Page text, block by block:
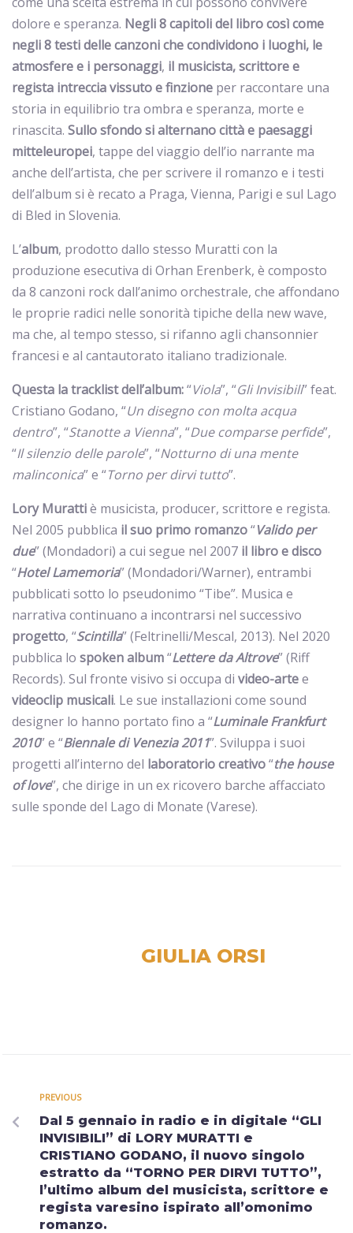
dolore e speranza. Negli 8 capitoli del libro così come
negli 8 testi delle canzoni che condividono i luoghi, le
atmosfere e i personaggi, il musicista, scrittore e
regista intreccia vissuto e finzione per raccontare una
storia in equilibrio tra ombra e speranza, morte e
rinascita. Sullo sfondo si alternano città e paesaggi
mitteleuropei, tappe del viaggio dell’io narrante ma
anche dell’artista, che per scrivere il romanzo e i testi
dell’album si è recato a Praga, Vienna, Parigi e sul Lago
di Bled in Slovenia.
L’album, prodotto dallo stesso Muratti con la
produzione esecutiva di Orhan Erenberk, è composto
da 8 canzoni rock dall’animo orchestrale, che affondano
le proprie radici nelle sonorità tipiche della new wave,
ma che, al tempo stesso, si rifanno agli chansonnier
francesi e al cantautorato italiano tradizionale.
Questa la tracklist dell’album:“Viola”, “Gli Invisibili” feat.
Cristiano Godano, “Un disegno con molta acqua
dentro”, “Stanotte a Vienna”, “Due comparse perfide”,
“Il silenzio delle parole”, “Notturno di una mente
malinconica” e “Torno per dirvi tutto”.
Lory Murattiè musicista, producer, scrittore e regista.
Nel 2005 pubblica il suo primo romanzo“Valido per
due” (Mondadori) a cui segue nel 2007 il libro e disco
“Hotel Lamemoria” (Mondadori/Warner), entrambi
pubblicati sotto lo pseudonimo “Tibe”. Musica e
narrativa continuano a incontrarsi nel successivo
progetto, “Scintilla” (Feltrinelli/Mescal, 2013). Nel 2020
pubblica lo spoken album“Lettere da Altrove” (Riff
Records). Sul fronte visivo si occupa di video-artee
videoclip musicali. Le sue installazioni come sound
designer lo hanno portato fino a “Luminale Frankfurt
2010” e “Biennale di Venezia 2011”. Sviluppa i suoi
progetti all’interno del laboratorio creativo“the house
of love”, che dirige in un ex ricovero barche affacciato
sulle sponde del Lago di Monate (Varese).
GIULIA ORSI
PREVIOUS
Dal 5 gennaio in radio e in digitale “GLI
INVISIBILI” di LORY MURATTI e
CRISTIANO GODANO, il nuovo singolo
estratto da “TORNO PER DIRVI TUTTO”,
l’ultimo album del musicista, scrittore e
regista varesino ispirato all’omonimo
romanzo.